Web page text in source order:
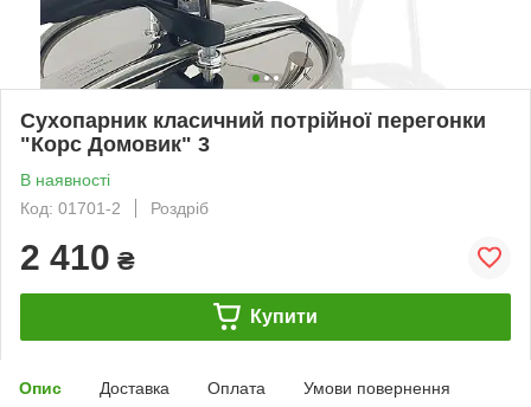
Сухопарник класичний потрійної перегонки
"Корс Домовик" 3
В наявності
Код: 01701-2
Роздріб
2 410 ₴
Купити
Опис Доставка Оплата Умови повернення